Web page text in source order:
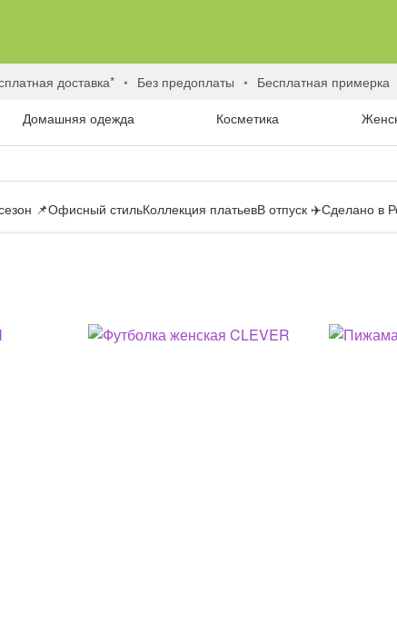
доставка* без предоплаты бесплатная примерка
Домашняя одежда Косметика
📌Офисный стильКоллекция платьевВ отпуск ✈️Сделано в